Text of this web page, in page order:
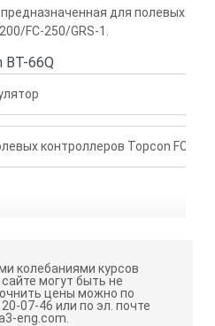
для полевых
FC-250/GRS-1.
BT-66Q
контроллеров Topcon FC-
колебаниями курсов
могут быть не
цены можно по
07-46 или по эл. почте
eng.com.